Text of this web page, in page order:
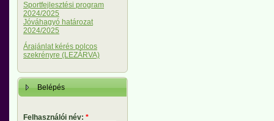
Sportfejlesztési program
2024/2025
Jóváhagyó határozat
2024/2025
Árajánlat kérés polcos
szekrényre (LEZÁRVA)
Belépés
Felhasználói név: *